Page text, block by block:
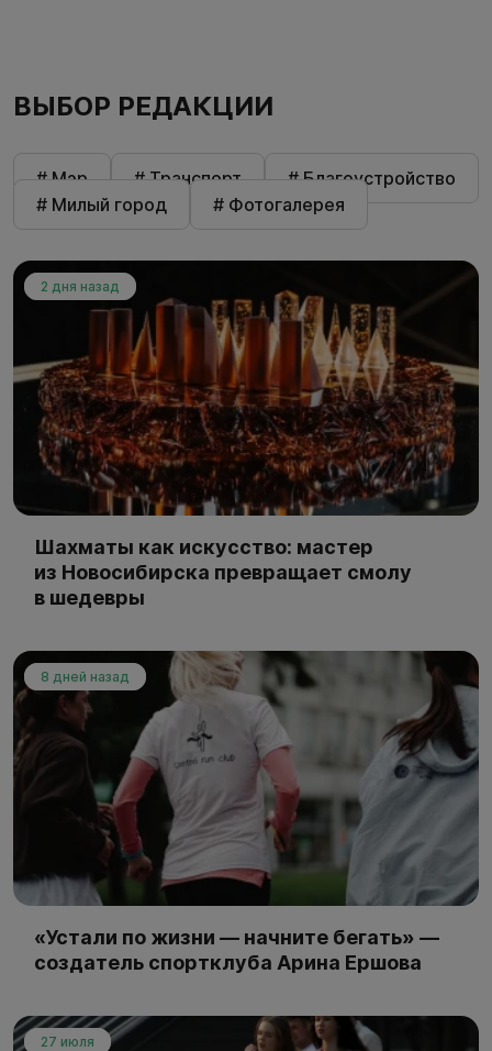
ВЫБОР РЕДАКЦИИ
# Мэр # Транспорт
# Благоустройство
# Милый город
# Фотогалерея
2 дня назад
Шахматы как искусство: мастер
из Новосибирска превращает смолу
в шедевры
8 дней назад
«Устали по жизни — начните бегать» —
создатель спортклуба Арина Ершова
27 июля